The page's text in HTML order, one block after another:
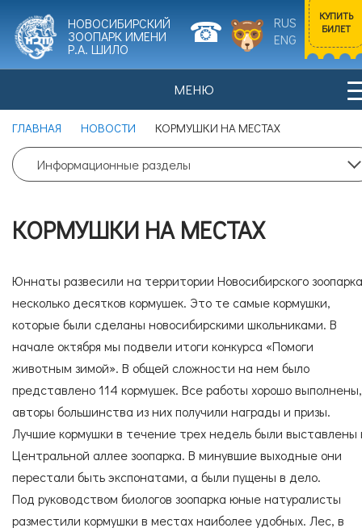
НОВОСИБИРСКИЙ
ЗООПАРК ИМЕНИ
Р.А. ШИЛО
RUS
ENG
КУПИТЬ
БИЛЕТ
Входной билет
Взрослый
0
Цена билета: 700 рублей.
Входной билет
Цена билета: 350 рублей.
Согласие на обработку
персональных данных
Согласие с правилами поведения в зоопарке
Согласие с
правилами покупки электронных
МЕНЮ
НОВОСТИ
СПЕЦИАЛИСТЫ УСЛУГИ
ГОСТЕВАЯ КНИГА ОКАЗАТЬ ПОМОЩЬ
ГЛАВНАЯ НОВОСТИ КОРМУШКИ НА МЕСТАХ
Информационные разделы
КОРМУШКИ НА МЕСТАХ
Юннаты развесили на территории Новосибирского зоопарка
несколько десятков кормушек. Это те самые кормушки,
которые были сделаны новосибирскими школьниками. В
начале октября мы подвели итоги конкурса «Помоги
животным зимой». В общей сложности на нем было
представлено 114 кормушек. Все работы хорошо выполнены,
авторы большинства из них получили награды и призы.
Лучшие кормушки в течение трех недель были выставлены
Центральной аллее зоопарка. В минувшие выходные они
перестали быть экспонатами, а были пущены в дело.
Под руководством биологов зоопарка юные натуралисты
разместили кормушки в местах наиболее удобных. Лес, в